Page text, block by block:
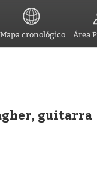
Mapa cronológico Área
guitarra